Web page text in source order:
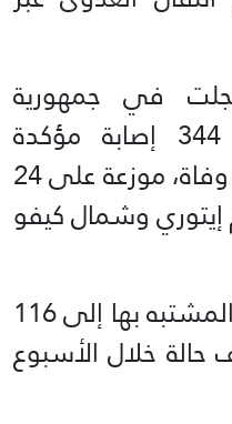
في جمهورية
الكونغو الديموقراطية 344 إصابة مؤكدة
بالفيروس، بينها 60 حالة وفاة، موزعة على 24
وشمال كيفو
كما انخفض عدد الحالات المشتبه بها إلى 116
حالة خلال الأسبوع